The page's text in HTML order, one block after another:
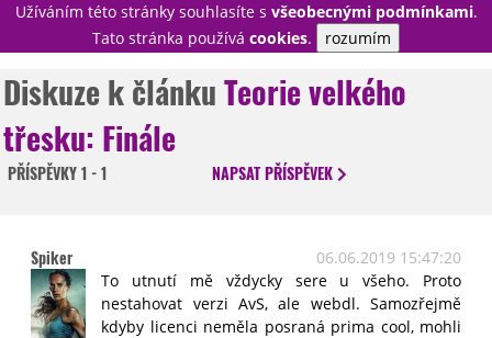
Užíváním této stránky souhlasíte s všeobecnými podmínkami.
Tato stránka používá cookies. rozumím
PŘIHLÁSIT
NOVINKY
TÉMATA
DISKUZE
STATISTIKY
TIRÁŽ
Diskuze k článkuTeorie velkého
třesku: Finále
PŘÍSPĚVKY1 - 1 NAPSATPŘÍSPĚVEK
Spiker
06.06.2019 15:47:20
To utnutí mě vždycky sere u všeho. Proto
nestahovat verzi AvS, ale webdl. Samozřejmě
kdyby licenci neměla posraná prima cool, mohli